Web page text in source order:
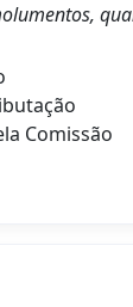
Comissão